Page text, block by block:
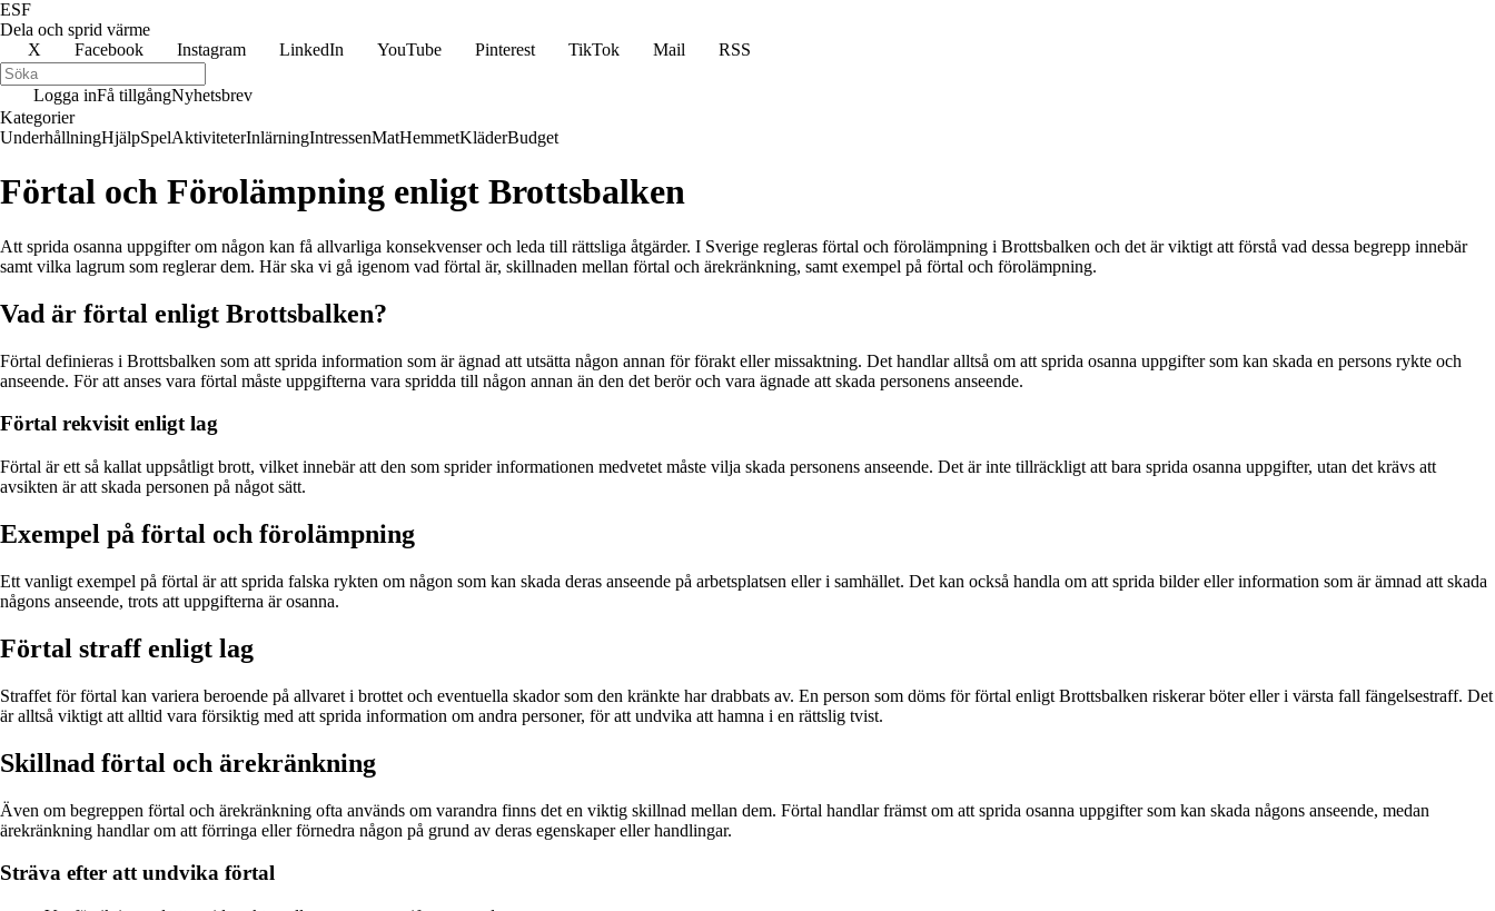
ESF
Dela och sprid värme
X
Facebook Instagram LinkedIn YouTube Pinterest TikTok Mail RSS
Logga inFå tillgångNyhetsbrev
Kategorier
UnderhållningHjälpSpelAktiviteterInlärningIntressenMatHemmetKläderBudget
Förtal och Förolämpning enligt Brottsbalken
Att sprida osanna uppgifter om någon kan få allvarliga konsekvenser och leda till rättsliga åtgärder. I Sverige regleras förtal och förolämpning i Brottsbalken och det är viktigt att förstå vad dessa begrepp innebär
samt vilka lagrum som reglerar dem. Här ska vi gå igenom vad förtal är, skillnaden mellan förtal och ärekränkning, samt exempel på förtal och förolämpning.
Vad är förtal enligt Brottsbalken?
Förtal definieras i Brottsbalken som att sprida information som är ägnad att utsätta någon annan för förakt eller missaktning. Det handlar alltså om att sprida osanna uppgifter som kan skada en persons rykte och
anseende. För att anses vara förtal måste uppgifterna vara spridda till någon annan än den det berör och vara ägnade att skada personens anseende.
Förtal rekvisit enligt lag
Förtal är ett så kallat uppsåtligt brott, vilket innebär att den som sprider informationen medvetet måste vilja skada personens anseende. Det är inte tillräckligt att bara sprida osanna uppgifter, utan det krävs att
avsikten är att skada personen på något sätt.
Exempel på förtal och förolämpning
Ett vanligt exempel på förtal är att sprida falska rykten om någon som kan skada deras anseende på arbetsplatsen eller i samhället. Det kan också handla om att sprida bilder eller information som är ämnad att skada
någons anseende, trots att uppgifterna är osanna.
Förtal straff enligt lag
Straffet för förtal kan variera beroende på allvaret i brottet och eventuella skador som den kränkte har drabbats av. En person som döms för förtal enligt Brottsbalken riskerar böter eller i värsta fall fängelsestraff. Det
är alltså viktigt att alltid vara försiktig med att sprida information om andra personer, för att undvika att hamna i en rättslig tvist.
Skillnad förtal och ärekränkning
Även om begreppen förtal och ärekränkning ofta används om varandra finns det en viktig skillnad mellan dem. Förtal handlar främst om att sprida osanna uppgifter som kan skada någons anseende, medan
ärekränkning handlar om att förringa eller förnedra någon på grund av deras egenskaper eller handlingar.
Sträva efter att undvika förtal